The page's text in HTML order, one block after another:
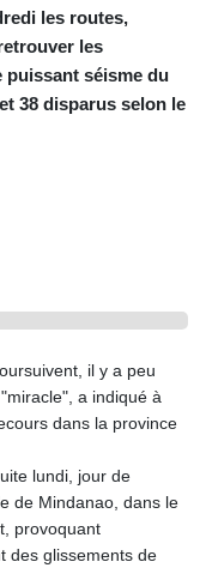
les routes,
les
puissant séisme du
38 disparus selon le
il y a peu
a indiqué à
dans la province
lundi, jour de
de Mindanao, dans le
provoquant
des glissements de